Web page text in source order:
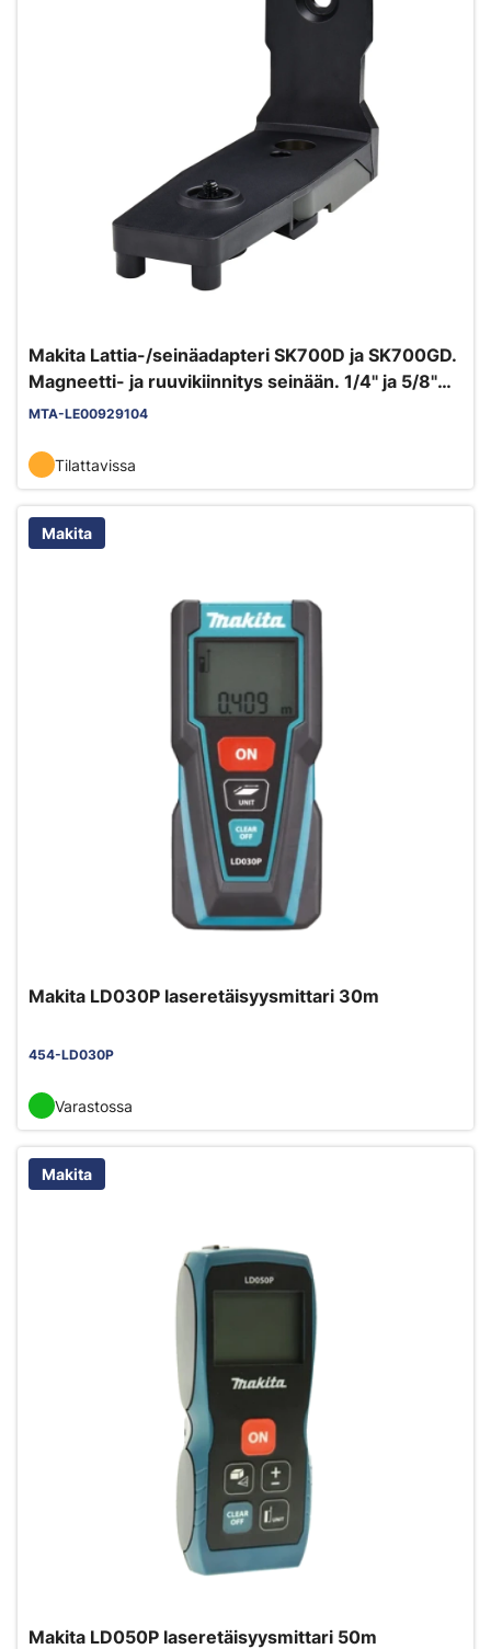
Makita Lattia-/seinäadapteri SK700D ja SK700GD.
Magneetti- ja ruuvikiinnitys seinään. 1/4" ja 5/8"
kierre jalustoja varten
MTA-LE00929104
Tilattavissa
Makita
Makita LD030P laseretäisyysmittari 30m
454-LD030P
Varastossa
Makita
Makita LD050P laseretäisyysmittari 50m